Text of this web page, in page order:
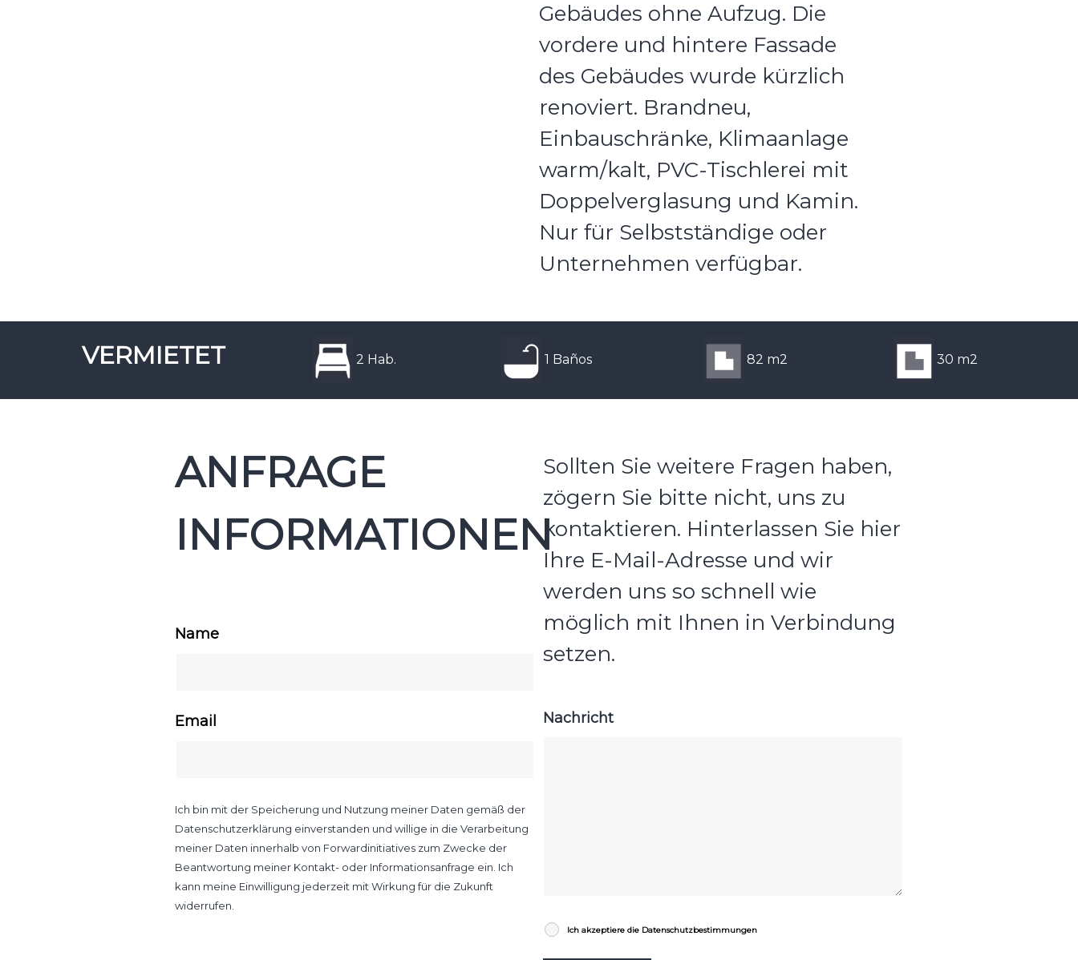
Gebäudes ohne Aufzug. Die
vordere und hintere Fassade
des Gebäudes wurde kürzlich
renoviert. Brandneu,
Einbauschränke, Klimaanlage
warm/kalt, PVC-Tischlerei mit
Doppelverglasung und Kamin.
Nur für Selbstständige oder
Unternehmen verfügbar.
VERMIETET 2 Hab. 1 Baños 82 m2 30 m2
ANFRAGE
INFORMATIONEN
Name
Email
Ich bin mit der Speicherung und Nutzung meiner Daten gemäß der
Datenschutzerklärung einverstanden und willige in die Verarbeitung
meiner Daten innerhalb von Forwardinitiatives zum Zwecke der
Beantwortung meiner Kontakt- oder Informationsanfrage ein. Ich
kann meine Einwilligung jederzeit mit Wirkung für die Zukunft
widerrufen.
Sollten Sie weitere Fragen haben,
zögern Sie bitte nicht, uns zu
kontaktieren. Hinterlassen Sie hier
Ihre E-Mail-Adresse und wir
werden uns so schnell wie
möglich mit Ihnen in Verbindung
setzen.
Nachricht
Ich akzeptiere die Datenschutzbestimmungen